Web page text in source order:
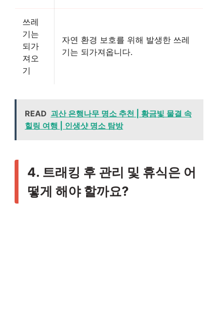
쓰레
기는
되가
져오
기
자연 환경 보호를 위해 발생한 쓰레
기는 되가져옵니다.
READ 괴산 은행나무 명소 추천 | 황금빛 물결 속
힐링 여행 | 인생샷 명소 탐방
4. 트래킹 후 관리 및 휴식은 어
떻게 해야 할까요?